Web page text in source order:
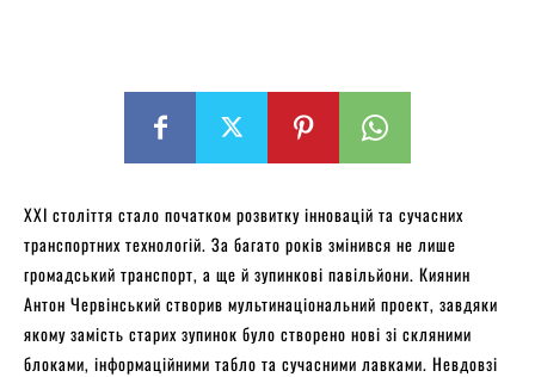
XXI століття стало початком розвитку інновацій та сучасних
транспортних технологій. За багато років змінився не лише
громадський транспорт, а ще й зупинкові павільйони. Киянин
Антон Червінський створив мультинаціональний проект, завдяки
якому замість старих зупинок було створено нові зі скляними
блоками, інформаційними табло та сучасними лавками. Невдовзі